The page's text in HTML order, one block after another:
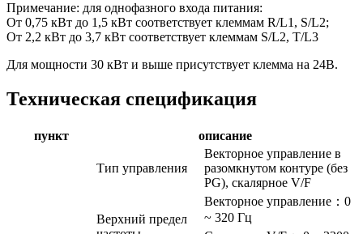
Примечание: для однофазного входа питания:
От 0,75 кВт до 1,5 кВт соответствует клеммам R/L1, S/L2;
От 2,2 кВт до 3,7 кВт соответствует клеммам S/L2, T/L3
Для мощности 30 кВт и выше присутствует клемма на 24В.
Техническая спецификация
пункт описание
Тип управления
Векторное управление в
разомкнутом контуре (без
PG), скалярное V/F
Верхний предел
Векторное управление：0
~ 320 Гц